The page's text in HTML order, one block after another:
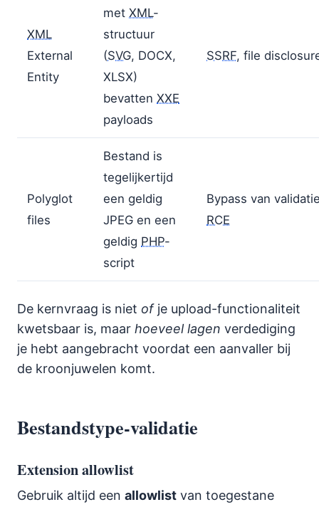
XML
External
Entity
met XML-
structuur
(SVG, DOCX,
XLSX)
bevatten XXE
payloads
SSRF, file
Polyglot
files
Bestand is
tegelijkertijd
een geldig
JPEG en een
geldig PHP-
script
Bypass van
RCE
De kernvraag is niet ofje upload-functionaliteit
kwetsbaar is, maar hoeveel lagen verdediging
je hebt aangebracht voordat een aanvaller bij
de kroonjuwelen komt.
Bestandstype-validatie
Extension allowlist
Gebruik altijd een allowlist van toegestane